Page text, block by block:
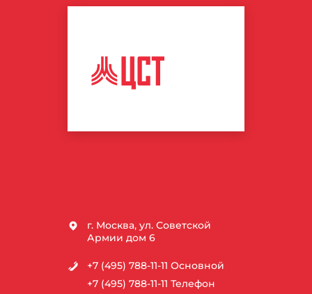
ЦЕНТР
г. Москва, ул. Советской
Армии дом 6
+7 (495) 788-11-11 Основной
+7 (495) 788-11-11 Телефон